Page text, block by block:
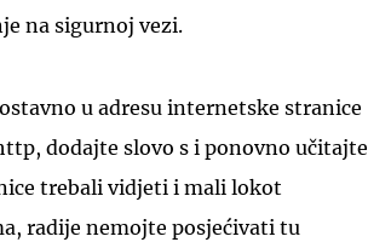
na sigurnoj vezi.
u adresu internetske stranice
dodajte slovo s i ponovno učitajte
trebali vidjeti i mali lokot
radije nemojte posjećivati tu